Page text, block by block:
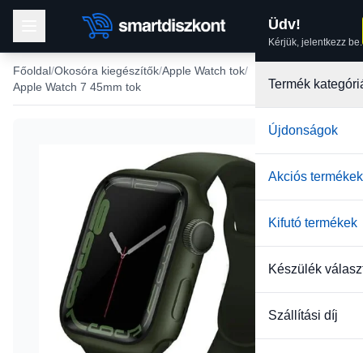
Üdv!
Kérjük, jelentkezz be.
Termék
Újdonságok
Akciós termékek
Kifutó termékek
Készülék
Szállítási díj
Főoldal Okosóra kiegészítők Apple Watch tok
Apple Watch 7 45mm tok